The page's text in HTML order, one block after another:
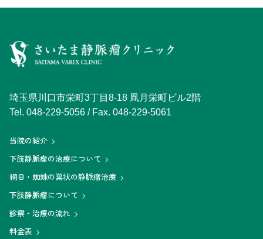
埼玉県川口市栄町3丁目8-18 凮月栄町ビル2階
Tel. 048-229-5056 / Fax. 048-229-5061
当院の紹介
下肢静脈瘤の治療について
網目・蜘蛛の巣状の静脈瘤治療
下肢静脈瘤について
診察・治療の流れ
料金表